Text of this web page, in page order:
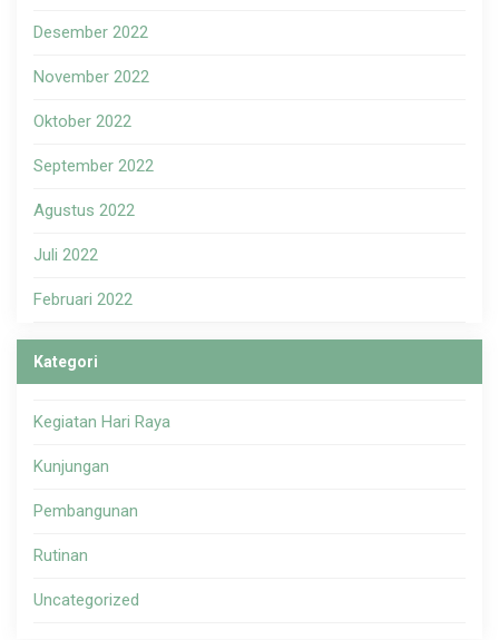
Desember 2022
November 2022
Oktober 2022
September 2022
Agustus 2022
Juli 2022
Februari 2022
Kategori
Kegiatan Hari Raya
Kunjungan
Pembangunan
Rutinan
Uncategorized